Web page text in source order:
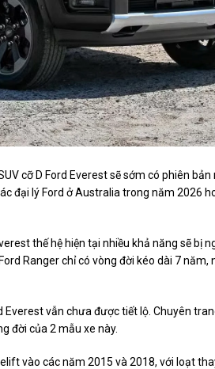
cỡ D Ford Everest sẽ sớm có phiên bản
đại lý Ford ở Australia trong năm 2026
thế hệ hiện tại nhiều khả năng sẽ bị
Ranger chỉ có vòng đời kéo dài 7 năm,
vẫn chưa được tiết lộ. Chuyên
đời của 2 mẫu xe này.
vào các năm 2015 và 2018, với loạt